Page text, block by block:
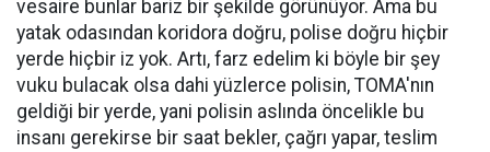
vesaire bunlar bariz bir şekilde görünüyor. Ama bu
yatak odasından koridora doğru, polise doğru hiçbir
yerde hiçbir iz yok. Artı, farz edelim ki böyle bir şey
vuku bulacak olsa dahi yüzlerce polisin, TOMA'nın
geldiği bir yerde, yani polisin aslında öncelikle bu
insanı gerekirse bir saat bekler, çağrı yapar, teslim